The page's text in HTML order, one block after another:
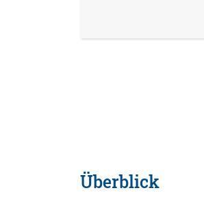
Überblick